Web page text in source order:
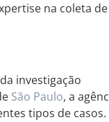
na coleta de
investigação
São Paulo, a
tipos de casos.